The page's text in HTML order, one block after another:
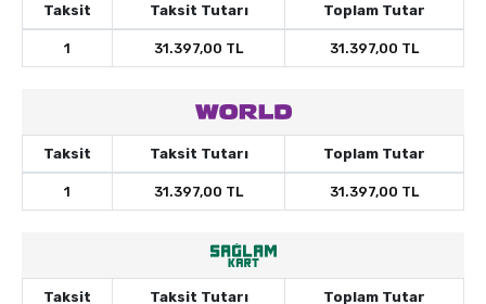
Taksit Taksit Tutarı Toplam Tutar
1 31.397,00 TL 31.397,00 TL
Taksit Taksit Tutarı Toplam Tutar
1 31.397,00 TL 31.397,00 TL
Taksit Taksit Tutarı Toplam Tutar